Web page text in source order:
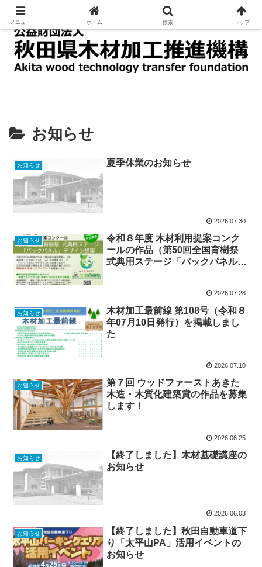
木材の加工及び利用に関する技術の指導及び普及
お知らせ
お知らせ 夏季休業のお知らせ
2026.07.30
お知らせ
令和８年度 木材利用提案コンク
ールの作品（第50回全国育樹祭
式典用ステージ「バックパネル」
2026.07.28
お知らせ
木材加工最前線 第108号（令和８
年07月10日発行）を掲載しまし
た
2026.07.10
お知らせ
第７回 ウッドファーストあきた
木造・木質化建築賞の作品を募集
します！
2026.06.25
お知らせ
【終了しました】木材基礎講座の
お知らせ
2026.06.03
お知らせ
【終了しました】秋田自動車道下
り「太平山PA」活用イベントの
お知らせ
メニュー ホーム 検索 トップ